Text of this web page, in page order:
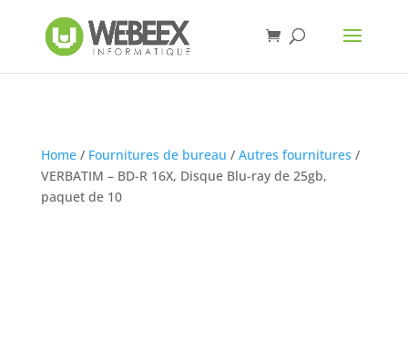
Home/ Fournitures de bureau / Autres fournitures /
VERBATIM – BD-R 16X, Disque Blu-ray de 25gb,
paquet de 10